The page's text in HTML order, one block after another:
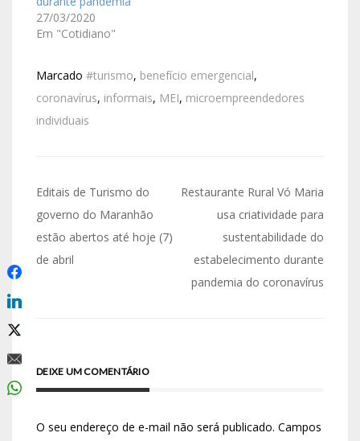
27/03/2020
Em "Cotidiano"
Marcado #turismo, benefício emergencial,
coronavírus, informais, MEI, microempreendedores
individuais
Editais de Turismo do
governo do Maranhão
estão abertos até hoje (7)
de abril
Restaurante Rural Vó Maria
usa criatividade para
sustentabilidade do
estabelecimento durante
pandemia do coronavírus
DEIXE UM COMENTÁRIO
O seu endereço de e-mail não será publicado. Campos